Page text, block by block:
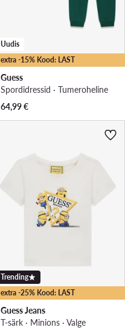
extra -15% Kood: LAST
Uudis
Guess
Spordidressid · Tumeroheline
64,99€
extra -25% Kood: LAST
Trending
Guess Jeans
T-särk · Minions · Valge